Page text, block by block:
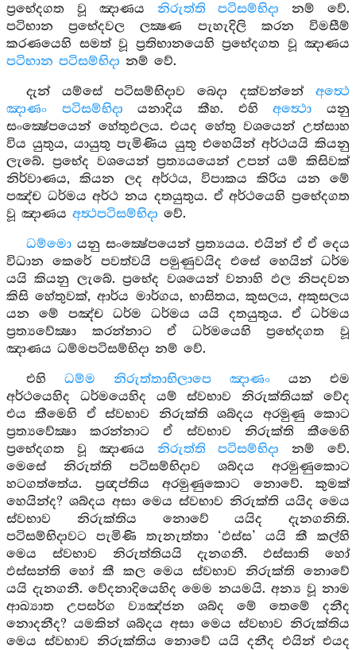
ප්‍රභේදගත වූ ඤාණය නිරුත්ති පටිසම්භිදා නම් වේ.
පටිභාන ප්‍රභේදවල ලක්‍ෂණ පැහැදිලි කරන විමසීම්
කරණයෙහි සමත් වූ ප්‍රතිභානයෙහි ප්‍රභේදගත වූ ඤාණය
පටිභාන පටිසම්භිදා නම් වේ.
දැන් යම්සේ පටිසම්භිදාව බෙදා දක්වන්නේ අත්‍ථෙ
ඤාණං පටිසම්භිදා යනාදිය කීහ. එහිඅත්‍ථො යනු
සංක්‍ෂේපයෙන් හේතුඵලය. එයද හේතු වශයෙන් උත්සාහ
විය යුතුය, යායුතු පැමිණිය යුතු එහෙයින් අර්ථයයි කියනු
ලැබේ. ප්‍රභේද වශයෙන් ප්‍රත්‍යයයෙන් උපන් යම් කිසිවක්
නිර්වාණය, කියන ලද අර්ථය, විපාකය කිරිය යන මේ
පඤ්ච ධර්මය අර්ථ නය දතයුතුය. ඒ අර්ථයෙහි ප්‍රභේදගත
වූ ඤාණය අත්‍ථපටිසම්භිදා වේ.
ධම්මොයනු සංක්‍ෂේපයෙන් ප්‍රත්‍යයය. එයින් ඒ ඒ දෙය
විධාන කෙරේ පවත්වයි පමුණුවයිද එසේ හෙයින් ධර්ම
යයි කියනු ලැබේ. ප්‍රභේද වශයෙන් වනාහි ඵල නිපදවන
කිසි හේතුවක්, ආර්ය මාර්ගය, භාසිතය, කුසලය, අකුසලය
යන මේ පඤ්ච ධර්ම ධර්මය යයි දතයුතුය. ඒ ධර්මය
ප්‍රත්‍යවේක්‍ෂා කරන්නාට ඒ ධර්මයෙහි ප්‍රභේදගත වූ
ඤාණය ධම්මපටිසම්භිදා නම් වේ.
එහි ධම්ම නිරුත්තාභිලාපෙ ඤාණංයන එම
අර්ථයෙහිද ධර්මයෙහිද යම් ස්වභාව නිරුක්තියක් වේද
එය කීමෙහි ඒ ස්වභාව නිරුක්ති ශබ්දය අරමුණු කොට
ප්‍රත්‍යවේක්‍ෂා කරන්නාට ඒ ස්වභාව නිරුක්ති කීමෙහි
ප්‍රභේදගත වූ ඤාණය නිරුත්ති පටිසම්භිදා නම් වේ.
මෙසේ නිරුත්ති පටිසම්භිදාව ශබ්දය අරමුණුකොට
හටගත්තේය. ප්‍රඥප්තිය අරමුණුකොට නොවේ. කුමක්
හෙයින්ද? ශබ්දය අසා මෙය ස්වභාව නිරුක්ති යයිද මෙය
ස්වභාව නිරුක්තිය නොවේ යයිද දැනගනිති.
පටිසම්භිදාවට පැමිණි තැනැත්තා ‘ඵස්ස’ යයි කී කල්හි
මෙය ස්වභාව නිරුත්තියයි දැනගනී. ඵස්සාති හෝ
ඵස්සන්ති හෝ කී කල මෙය ස්වභාව නිරුක්ති නොවේ
යයි දැනගනී. වේදනාදියෙහිද මෙම නයමයි. අන්‍ය වූ නාම
ආඛ්‍යාත උපසර්ග ව්‍යඤ්ජන ශබ්ද මේ තෙමේ දනීද
නොදනීද? යමකින් ශබ්දය අසා මෙය ස්වභාව නිරුක්තිය
මෙය ස්වභාව නිරුක්තිය නොවේ යයි දනීද එයින් එයද